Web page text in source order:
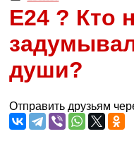
Е24 ? Кто
души?
Отправить друзьям